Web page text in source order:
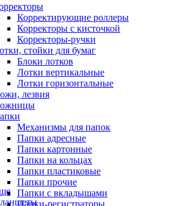
Корректирующие роллеры
Корректоры с кисточкой
Корректоры-ручки
стойки для бумаг
Блоки лотков
Лотки вертикальные
Лотки горизонтальные
лезвия
Механизмы для папок
Папки адресные
Папки картонные
Папки на кольцах
Папки пластиковые
Папки прочие
Папки с вкладышами
Папки-регистраторы